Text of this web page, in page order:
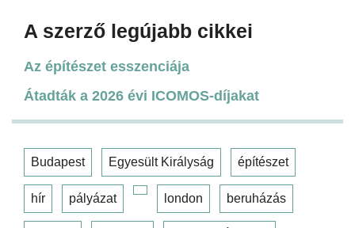
A szerző legújabb cikkei
Az építészet esszenciája
Átadták a 2026 évi ICOMOS-díjakat
Budapest Egyesült Királyság építészet
hír pályázat london beruházás